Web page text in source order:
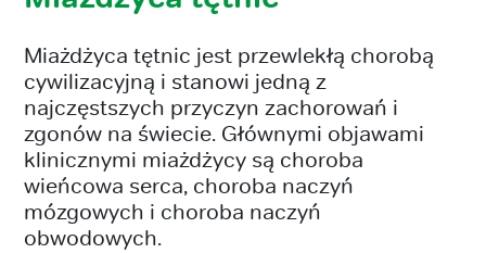
Miażdżyca tętnic jest przewlekłą chorobą
cywilizacyjną i stanowi jedną z
najczęstszych przyczyn zachorowań i
zgonów na świecie. Głównymi objawami
klinicznymi miażdżycy są choroba
wieńcowa serca, choroba naczyń
mózgowych i choroba naczyń
obwodowych.